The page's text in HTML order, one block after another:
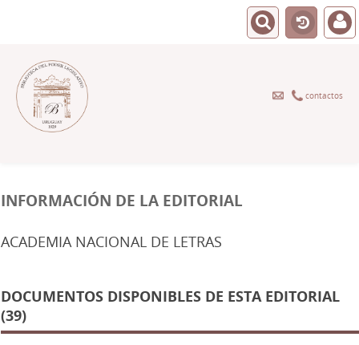
contactos
INFORMACIÓN DE LA EDITORIAL
ACADEMIA NACIONAL DE LETRAS
DOCUMENTOS DISPONIBLES DE ESTA EDITORIAL
(39)